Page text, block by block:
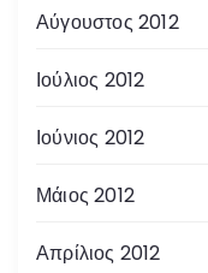
Αύγουστος 2012
Ιούλιος 2012
Ιούνιος 2012
Μάιος 2012
Απρίλιος 2012